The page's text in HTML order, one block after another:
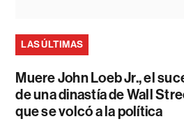
LAS ÚLTIMAS
Muere John Loeb Jr., el
de una dinastía de Wall
que se volcó a la política